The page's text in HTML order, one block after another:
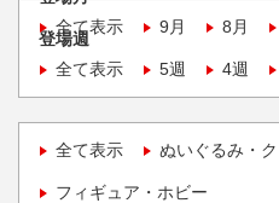
全て表示
9月 8月
登場週
全て表示
5週 4週
全て表示 ぬいぐるみ・
フィギュア・ホビー